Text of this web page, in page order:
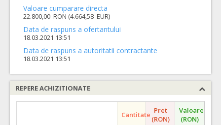
Valoare cumparare directa
22.800,00 RON (4.664,58 EUR)
Data de raspuns a ofertantului
18.03.2021 13:51
Data de raspuns a autoritatii contractante
18.03.2021 13:51
REPERE ACHIZITIONATE
Cantitate Pret
(RON)
Valoare
(RON)